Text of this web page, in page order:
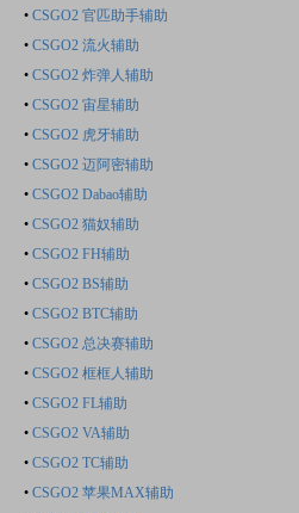
• CSGO2 官匹助手辅助
• CSGO2 流火辅助
• CSGO2 炸弹人辅助
• CSGO2 宙星辅助
• CSGO2 虎牙辅助
• CSGO2 迈阿密辅助
• CSGO2 Dabao辅助
• CSGO2 猫奴辅助
• CSGO2 FH辅助
• CSGO2 BS辅助
• CSGO2 BTC辅助
• CSGO2 总决赛辅助
• CSGO2 框框人辅助
• CSGO2 FL辅助
• CSGO2 VA辅助
• CSGO2 TC辅助
• CSGO2 苹果MAX辅助